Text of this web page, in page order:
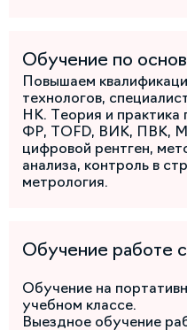
Обучение по
Повышаем
технологов,
НК. Теория и
ФР, TOFD, ВИК, ПВК,
цифровой рентген,
анализа, контроль в
метрология.
Обучение работе
Обучение на
учебном классе.
Выездное обучение